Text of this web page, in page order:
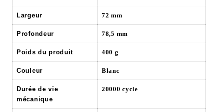
Largeur 72 mm
Profondeur 78,5 mm
Poids du produit 400 g
Couleur Blanc
Durée de vie
mécanique
20000 cycle